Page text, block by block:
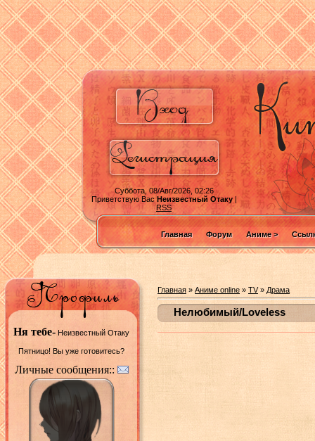
Суббота, 08/Авг/2026, 02:26
Приветствую ВасНеизвестный Отаку|
RSS
Главная Форум Аниме >
Ня тебе- Неизвестный Отаку
Пятницо! Вы уже готовитесь?
Личные сообщения::
Главная » Аниме online » TV» Драма
Нелюбимый/Loveless